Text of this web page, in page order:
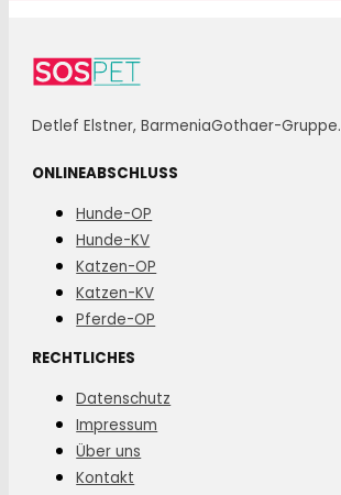
Detlef Elstner, BarmeniaGothaer-Gruppe.
ONLINEABSCHLUSS
Hunde-OP
Hunde-KV
Katzen-OP
Katzen-KV
Pferde-OP
RECHTLICHES
Datenschutz
Impressum
Über uns
Kontakt